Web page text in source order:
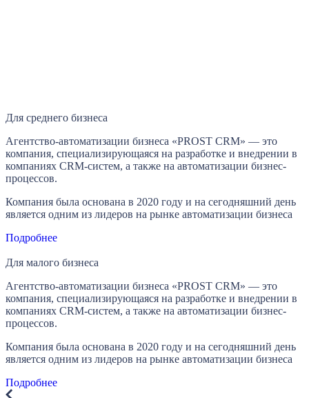
Для среднего бизнеса
Агентство-автоматизации бизнеса «PROST CRM» — это
компания, специализирующаяся на разработке и внедрении в
компаниях CRM-систем, а также на автоматизации бизнес-
процессов.
Компания была основана в 2020 году и на сегодняшний день
является одним из лидеров на рынке автоматизации бизнеса
Подробнее
Для малого бизнеса
Агентство-автоматизации бизнеса «PROST CRM» — это
компания, специализирующаяся на разработке и внедрении в
компаниях CRM-систем, а также на автоматизации бизнес-
процессов.
Компания была основана в 2020 году и на сегодняшний день
является одним из лидеров на рынке автоматизации бизнеса
Подробнее